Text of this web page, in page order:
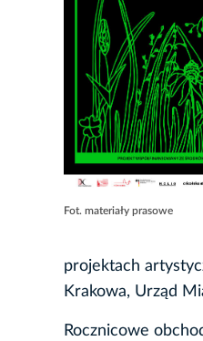
Fot. materiały prasowe
projektach
Krakowa, Urząd
Rocznicowe